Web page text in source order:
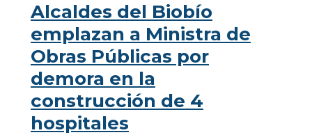
Alcaldes del Biobío
emplazan a Ministra de
Obras Públicas por
demora en la
construcción de 4
hospitales